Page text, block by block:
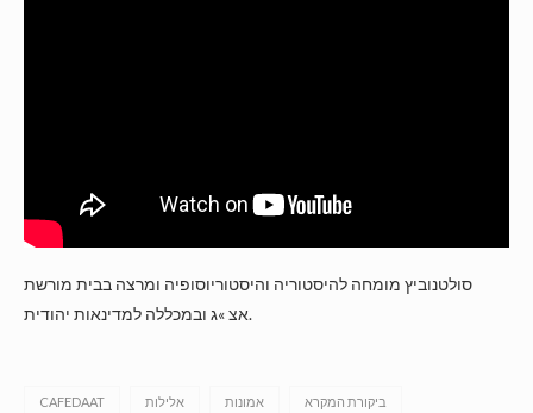
סולטנוביץ מומחה להיסטוריה והיסטוריוסופיה ומרצה בבית מורשת
אצ »ג ובמכללה למדינאות יהודית.
CAFEDAAT אלילות אמונות ביקורת המקרא